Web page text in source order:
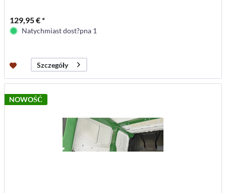
129,95 € *
Natychmiast dost?pna 1
Szczegóły
NOWOŚĆ